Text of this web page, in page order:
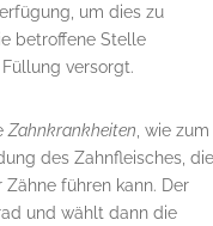
um dies zu
betroffene Stelle
versorgt.
Zahnkrankheiten , wie zum
des Zahnfleisches, die
führen kann. Der
und wählt dann die